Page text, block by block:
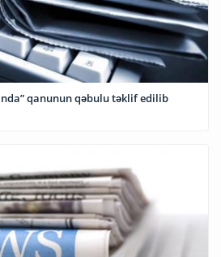
qanunun qəbulu təklif edilib